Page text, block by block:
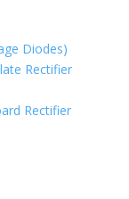
Diodes)
Rectifier
Rectifier